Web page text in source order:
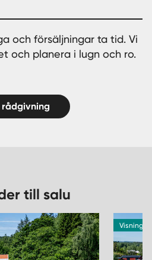
och försäljningar ta tid. Vi
och planera i lugn och ro.
rådgivning
till salu
Visning